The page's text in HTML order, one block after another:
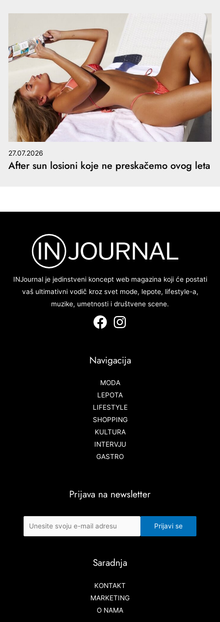
27.07.2026
After sun losioni koje ne preskačemo ovog leta
INJournal je jedinstveni koncept web magazina koji će postati
vaš ultimativni vodič kroz svet mode, lepote, lifestyle-a,
muzike, umetnosti i društvene scene.
Navigacija
MODA
LEPOTA
LIFESTYLE
SHOPPING
KULTURA
INTERVJU
GASTRO
Prijava na newsletter
Saradnja
KONTAKT
MARKETING
O NAMA